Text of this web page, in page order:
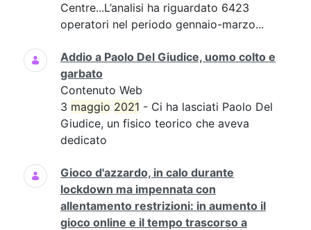
Centre...L’analisi ha riguardato 6423
operatori nel periodo gennaio-marzo...
Addio a Paolo Del Giudice, uomo colto e
garbato
Contenuto Web
3 maggio 2021 - Ci ha lasciati Paolo Del
Giudice, un fisico teorico che aveva
dedicato
Gioco d'azzardo, in calo durante
lockdown ma impennata con
allentamento restrizioni: in aumento il
gioco online e il tempo trascorso a